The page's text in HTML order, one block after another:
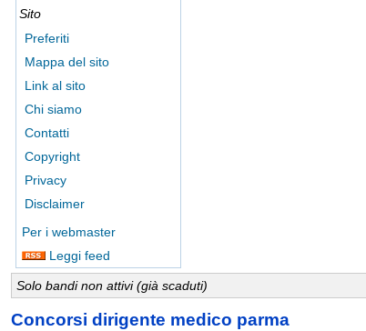
Sito
Preferiti
Mappa del sito
Link al sito
Chi siamo
Contatti
Copyright
Privacy
Disclaimer
Per i webmaster
Leggi feed
Solo bandi non attivi (già scaduti)
Concorsi dirigente medico parma